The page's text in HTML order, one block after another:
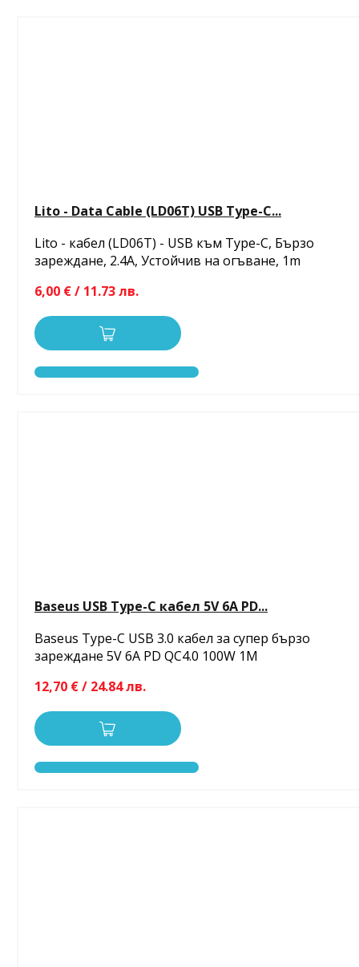
Lito - Data Cable (LD06T) USB Type-C...
Lito - кабел (LD06T) - USB към Type-C, Бързо
зареждане, 2.4A, Устойчив на огъване, 1m
6,00 € / 11.73 лв.
Baseus USB Type-C кабел 5V 6A PD...
Baseus Type-C USB 3.0 кабел за супер бързо
зареждане 5V 6A PD QC4.0 100W 1M
12,70 € / 24.84 лв.